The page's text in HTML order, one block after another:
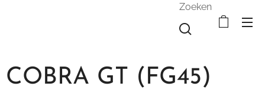
Zoeken
COBRA GT (FG45)